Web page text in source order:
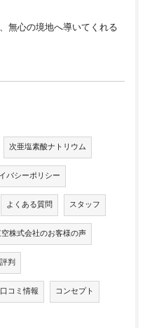
無心の境地へ導いてくれる
次亜塩素酸ナトリウム
バシーポリシー
よくある質問 スタッフ
株式会社のお客様の声
判
コミ情報 コンセプト